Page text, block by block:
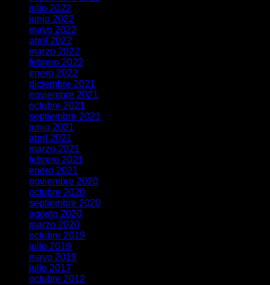
julio 2022
junio 2022
mayo 2022
abril 2022
marzo 2022
febrero 2022
enero 2022
diciembre 2021
noviembre 2021
octubre 2021
septiembre 2021
junio 2021
abril 2021
marzo 2021
febrero 2021
enero 2021
noviembre 2020
octubre 2020
septiembre 2020
agosto 2020
marzo 2020
octubre 2019
julio 2019
mayo 2019
julio 2017
octubre 2012